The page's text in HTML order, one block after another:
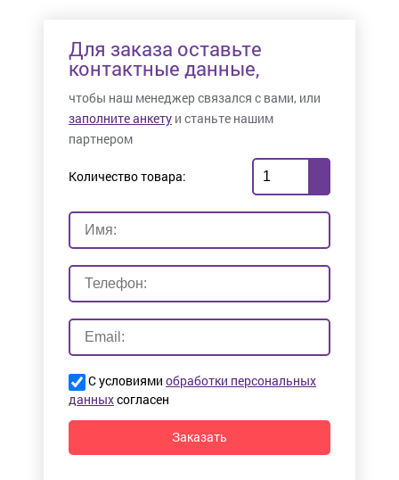
Для заказа оставьте
контактные данные,
чтобы наш менеджер связался с вами, или
заполните анкету и станьте нашим
партнером
Количество товара:
С условиями обработки персональных
данныхсогласен
Заказать